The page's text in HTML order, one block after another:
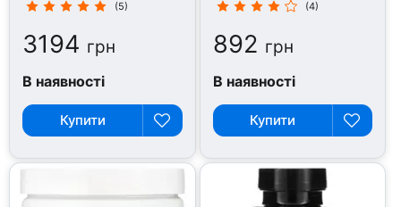
(5)
3194 грн
В наявності
Купити
(4)
892 грн
В наявності
Купити